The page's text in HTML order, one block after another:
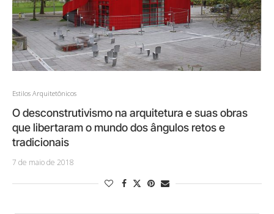
Estilos Arquitetônicos
O desconstrutivismo na arquitetura e suas obras
que libertaram o mundo dos ângulos retos e
tradicionais
7 de maio de 2018